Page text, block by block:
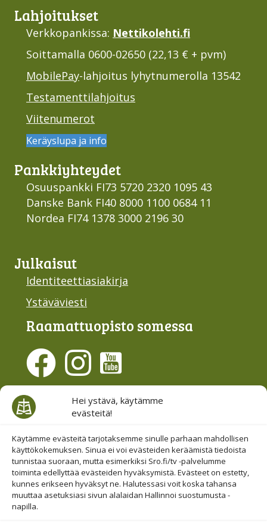
Hei ystävä, käytämme
evästeitä!
Käytämme evästeitä tarjotaksemme sinulle parhaan mahdollisen
käyttökokemuksen. Sinua ei voi evästeiden keräämistä tiedoista
tunnistaa suoraan, mutta esimerkiksi Sro.fi/tv -palvelumme
toiminta edellyttää evästeiden hyväksymistä. Evästeet on estetty,
kunnes erikseen hyväksyt ne. Halutessasi voit koska tahansa
muuttaa asetuksiasi sivun alalaidan Hallinnoi suostumusta -
napilla.
Lahjoi­tukset
Verkkopankissa: Nettikolehti.fi
Soittamalla 0600-02650 (22,13 € + pvm)
MobilePay-lahjoitus lyhytnumerolla 13542
Testamenttilahjoitus
Viitenumerot
Keräyslupa ja info
Pankki­yhteydet
Osuuspankki FI73 5720 2320 1095 43
Danske Bank FI40 8000 1100 0684 11
Nordea FI74 1378 3000 2196 30
Julkaisut
Identiteettiasiakirja
Ystäväviesti
Raamattu­opisto somessa
Evästesuostumus
Hallinnoi evästeitä
Etsi sivuiltamme
© 2019-2026 Suomen Raamattuopiston Säätiö